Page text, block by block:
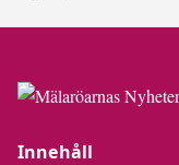
Innehåll